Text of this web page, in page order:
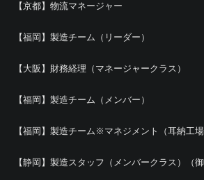
【京都】物流マネージャー
【福岡】製造チーム（リーダー）
【大阪】財務経理（マネージャークラス）
【福岡】製造チーム（メンバー）
【福岡】製造チーム※マネジメント（耳納工場
【静岡】製造スタッフ（メンバークラス）（御